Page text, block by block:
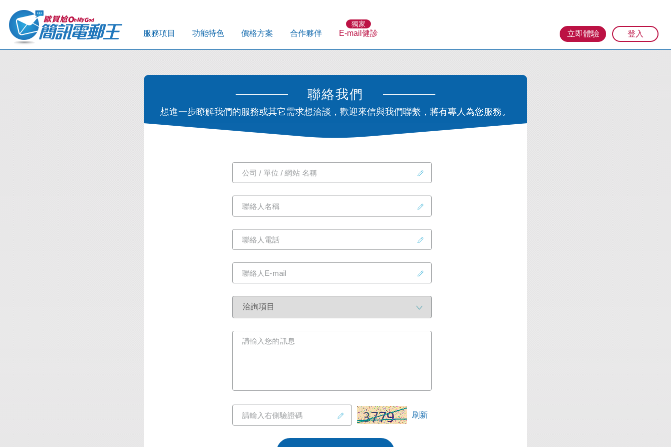
服務項目 功能特色 價格方案 合作夥伴
獨家
E-mail健診 立即體驗 登入
聯絡我們
想進一步瞭解我們的服務或其它需求想洽談，歡迎來信與我們聯繫，將有專人為您服務。
公司 / 單位 / 網站 名稱
聯絡人名稱
聯絡人電話
聯絡人E-mail
請輸入您的訊息
請輸入右側驗證碼 刷新